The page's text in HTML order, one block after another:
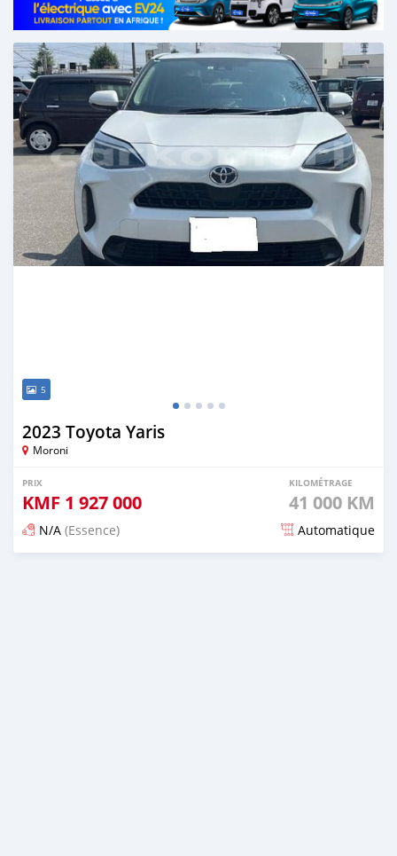
5
2023 Toyota Yaris
Moroni
PRIX
KMF 1 927 000
KILOMÉTRAGE
41 000 KM
N/A (Essence) Automatique